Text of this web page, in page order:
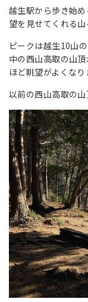
越生駅から歩き始
望を見せてくれる山
ピークは越生10山
中の西山高取の山
ほど眺望がよくなり
以前の西山高取の山